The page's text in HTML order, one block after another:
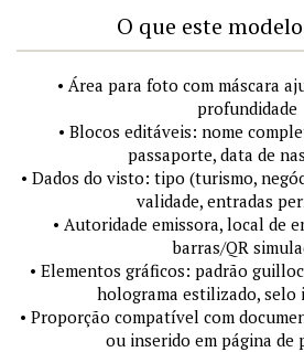
O que este
• Área para foto com máscara
profundidade
• Blocos editáveis: nome
passaporte, data de
• Dados do visto: tipo (turismo,
validade, entradas
• Autoridade emissora, local de
barras/QR
• Elementos gráficos: padrão
holograma estilizado,
• Proporção compatível com
ou inserido em página de